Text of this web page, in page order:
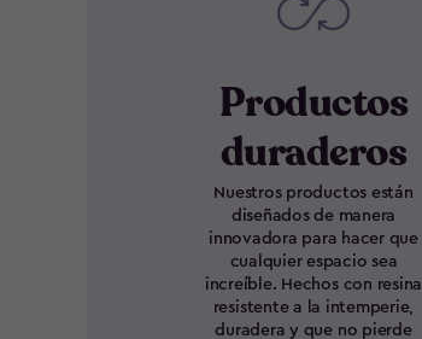
Productos
duraderos
Nuestros productos están
diseñados de manera
innovadora para hacer que
cualquier espacio sea
increíble. Hechos con resina
resistente a la intemperie,
duradera y que no pierde